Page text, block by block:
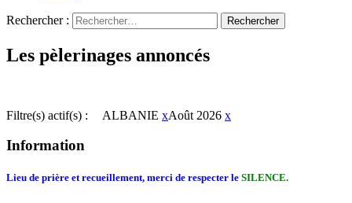
Rechercher :
Les pèlerinages annoncés
Filtre(s) actif(s) : ALBANIE xAoût 2026 x
Information
Lieu de prière et recueillement, merci de respecter le SILENCE.